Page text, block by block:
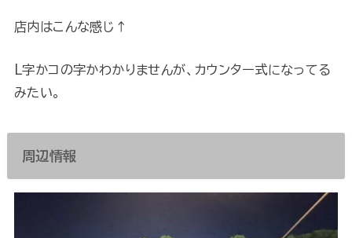
店内はこんな感じ↑
L字かコの字かわかりませんが、カウンター式になってる
みたい。
周辺情報